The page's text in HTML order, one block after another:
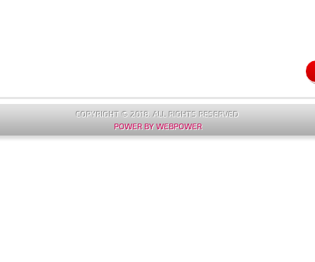
COPYRIGHT © 2018. ALL RIGHTS RESERVED
POWER BY WEBPOWER